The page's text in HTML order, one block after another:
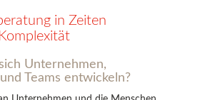
in Zeiten
Unternehmen,
Teams entwickeln?